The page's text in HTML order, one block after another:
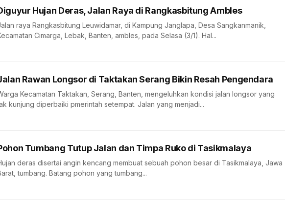
Hujan Deras, Jalan Raya di Rangkasbitung Ambles
raya Rangkasbitung Leuwidamar, di Kampung Janglapa, Desa Sangkanmanik,
Cimarga, Lebak, Banten, ambles, pada Selasa (3/1). Hal...
Rawan Longsor di Taktakan Serang Bikin Resah Pengendara
Kecamatan Taktakan, Serang, Banten, mengeluhkan kondisi jalan longsor yang
kunjung diperbaiki pmerintah setempat. Jalan yang menjadi...
Tumbang Tutup Jalan dan Timpa Ruko di Tasikmalaya
deras disertai angin kencang membuat sebuah pohon besar di Tasikmalaya, Jawa
tumbang. Batang pohon yang tumbang...